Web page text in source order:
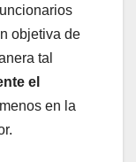
objetiva de
tal
el
en la